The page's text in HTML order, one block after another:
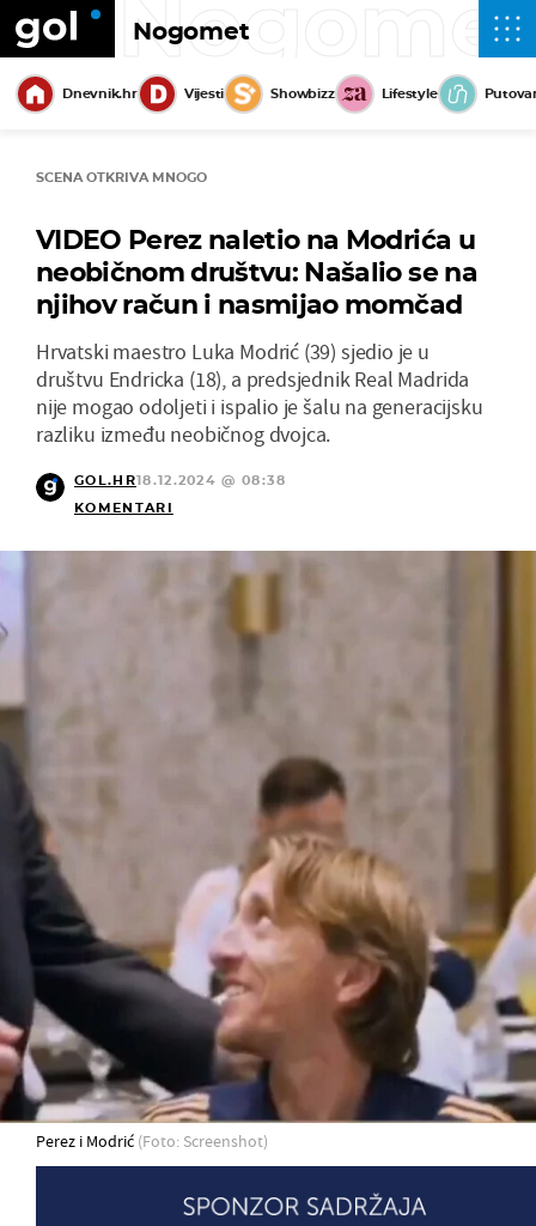
Nogomet
Dnevnik.hr Vijesti Showbizz Lifestyle
SCENA OTKRIVA MNOGO
VIDEO Perez naletio na Modrića u
neobičnom društvu: Našalio se na
njihov račun i nasmijao momčad
Hrvatski maestro Luka Modrić (39) sjedio je u
društvu Endricka (18), a predsjednik Real Madrida
nije mogao odoljeti i ispalio je šalu na generacijsku
razliku između neobičnog dvojca.
GOL.HR18.12.2024 @ 08:38
KOMENTARI
Perez i Modrić (Foto: Screenshot)